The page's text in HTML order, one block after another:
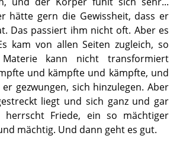
hätte gern die Gewissheit, dass er
Das passiert ihm nicht oft. Aber es
kam von allen Seiten zugleich, so
kann nicht transformiert
und kämpfte und kämpfte, und
gezwungen, sich hinzulegen. Aber
liegt und sich ganz und gar
herrscht Friede, ein so mächtiger
mächtig. Und dann geht es gut.